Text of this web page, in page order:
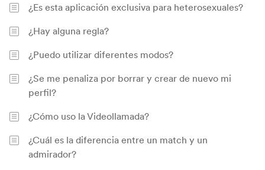
¿Es esta aplicación exclusiva para heterosexuales?
¿Hay alguna regla?
¿Puedo utilizar diferentes modos?
¿Se me penaliza por borrar y crear de nuevo mi
perfil?
¿Cómo uso la Videollamada?
¿Cuál es la diferencia entre un match y un
admirador?